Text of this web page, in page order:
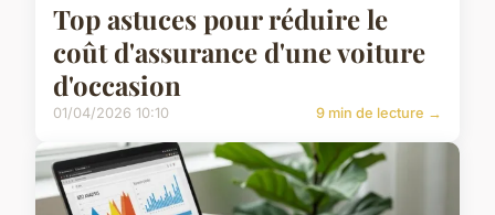
Top astuces pour réduire le
coût d'assurance d'une voiture
d'occasion
01/04/2026 10:10 9 min de lecture →